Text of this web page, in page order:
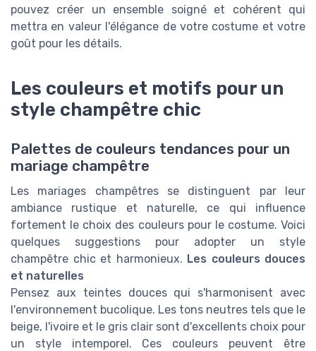
pouvez créer un ensemble soigné et cohérent qui
mettra en valeur l'élégance de votre costume et votre
goût pour les détails.
Les couleurs et motifs pour un
style champêtre chic
Palettes de couleurs tendances pour un
mariage champêtre
Les mariages champêtres se distinguent par leur
ambiance rustique et naturelle, ce qui influence
fortement le choix des couleurs pour le costume. Voici
quelques suggestions pour adopter un style
champêtre chic et harmonieux. Les couleurs douces
et naturelles
Pensez aux teintes douces qui s'harmonisent avec
l'environnement bucolique. Les tons neutres tels que le
beige, l'ivoire et le gris clair sont d'excellents choix pour
un style intemporel. Ces couleurs peuvent être